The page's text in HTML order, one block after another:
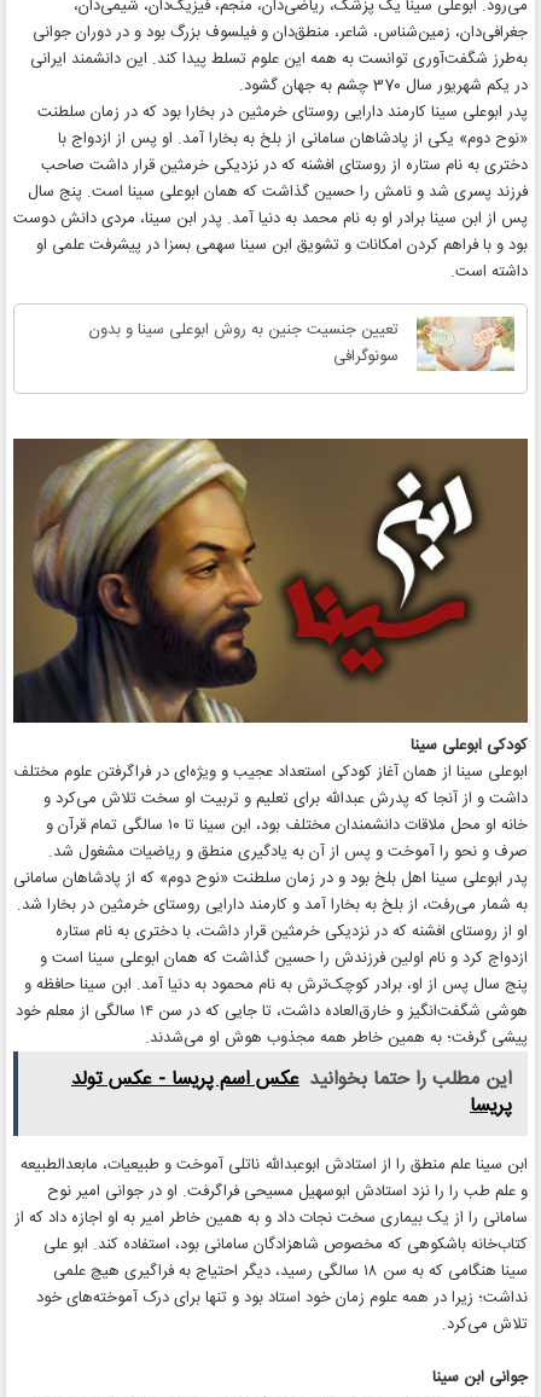
می‌رود. ابوعلی سینا یک پزشک، ریاضی‌دان، منجم، فیزیک‌دان، شیمی‌دان،
جغرافی‌دان، زمین‌شناس، شاعر، منطق‌دان و فیلسوف بزرگ بود و در دوران جوانی
به‌طرز شگفت‌آوری توانست به همه این علوم تسلط پیدا کند. این دانشمند ایرانی
در یکم شهریور سال 370 چشم به جهان گشود.
پدر ابوعلی سینا کارمند دارایی روستای خرمثین در بخارا بود که در زمان سلطنت
«نوح دوم» یکی از پادشاهان سامانی از بلخ به بخارا آمد. او پس از ازدواج با
دختری به نام ستاره از روستای افشنه که در نزدیکی خرمثین قرار داشت صاحب
فرزند پسری شد و نامش را حسین گذاشت که همان ابوعلی سینا است. پنج سال
پس از ابن سینا برادر او به نام محمد به دنیا آمد. پدر ابن سینا، مردی دانش دوست
بود و با فراهم کردن امکانات و تشویق ابن سینا سهمی بسزا در پیشرفت علمی او
داشته است.
تعیین جنسیت جنین به روش ابوعلی سینا و بدون
سونوگرافی
کودکی ابوعلی سینا
ابوعلی سینا از همان آغاز کودکی استعداد عجیب و ویژه‌‌ای در فراگرفتن علوم مختلف
داشت و از آنجا که پدرش عبدالله برای تعلیم و تربیت او سخت تلاش می‌کرد و
خانه او محل ملاقات دانشمندان مختلف بود، ابن سینا تا ۱۰ سالگی تمام قرآن و
صرف و نحو را آموخت و پس از آن به یادگیری منطق و ریاضیات مشغول شد.
پدر ابوعلی سینا اهل بلخ بود و در زمان سلطنت «نوح دوم» که از پادشاهان سامانی
به شمار می‌رفت، از بلخ به بخارا آمد و کارمند دارایی روستای خرمثین در بخارا شد.
او از روستای افشنه که در نزدیکی خرمثین قرار داشت، با دختری به نام ستاره
ازدواج کرد و نام اولین فرزندش را حسین گذاشت که همان ابوعلی سینا است و
پنج سال پس از او، برادر کوچک‌ترش به نام محمود به دنیا آمد. ابن سینا حافظه و
هوشی شگفت‌انگیز و خارق‌العاده داشت، تا جایی که در سن ۱۴ سالگی از معلم خود
پیشی گرفت؛ به همین خاطر همه مجذوب هوش او می‌شدند.
این مطلب را حتما بخوانید عکس اسم پریسا - عکس تولد
پریسا
ابن سینا علم منطق را از استادش ابوعبدالله ناتلی آموخت و طبیعیات، مابعد‌الطبیعه
و علم طب را را نزد استادش ابوسهیل مسیحی فراگرفت. او در جوانی امیر نوح
سامانی را از یک بیماری سخت نجات داد و به همین خاطر امیر به او اجازه داد که از
کتاب‌خانه باشکوهی که مخصوص شاهزادگان سامانی بود، استفاده کند. ابو علی
سینا هنگامی که به سن ۱۸ سالگی رسید، دیگر احتیاج به فراگیری هیچ علمی
نداشت؛ زیرا در همه علوم زمان خود استاد بود و تنها برای درک آموخته‌های خود
تلاش می‌کرد.
جوانی ابن سینا